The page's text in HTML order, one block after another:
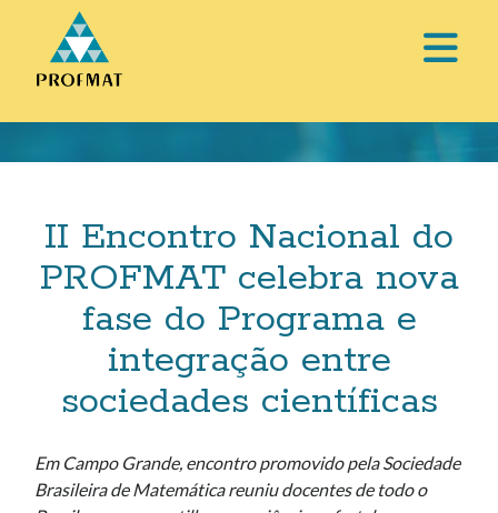
II Encontro Nacional do
PROFMAT celebra nova
fase do Programa e
integração entre
sociedades científicas
Em Campo Grande, encontro promovido pela Sociedade
Brasileira de Matemática reuniu docentes de todo o